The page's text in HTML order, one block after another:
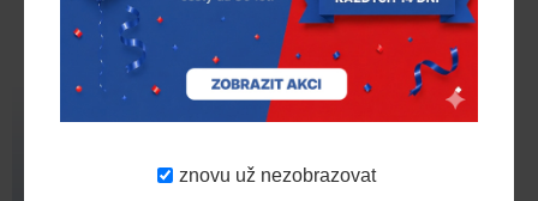
znovu už nezobrazovat
Dvousloupový zvedák
NUSSBAUM 2.40SL –